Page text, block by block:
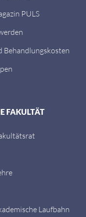
PULS
Behandlungskosten
FAKULTÄT
Laufbahn